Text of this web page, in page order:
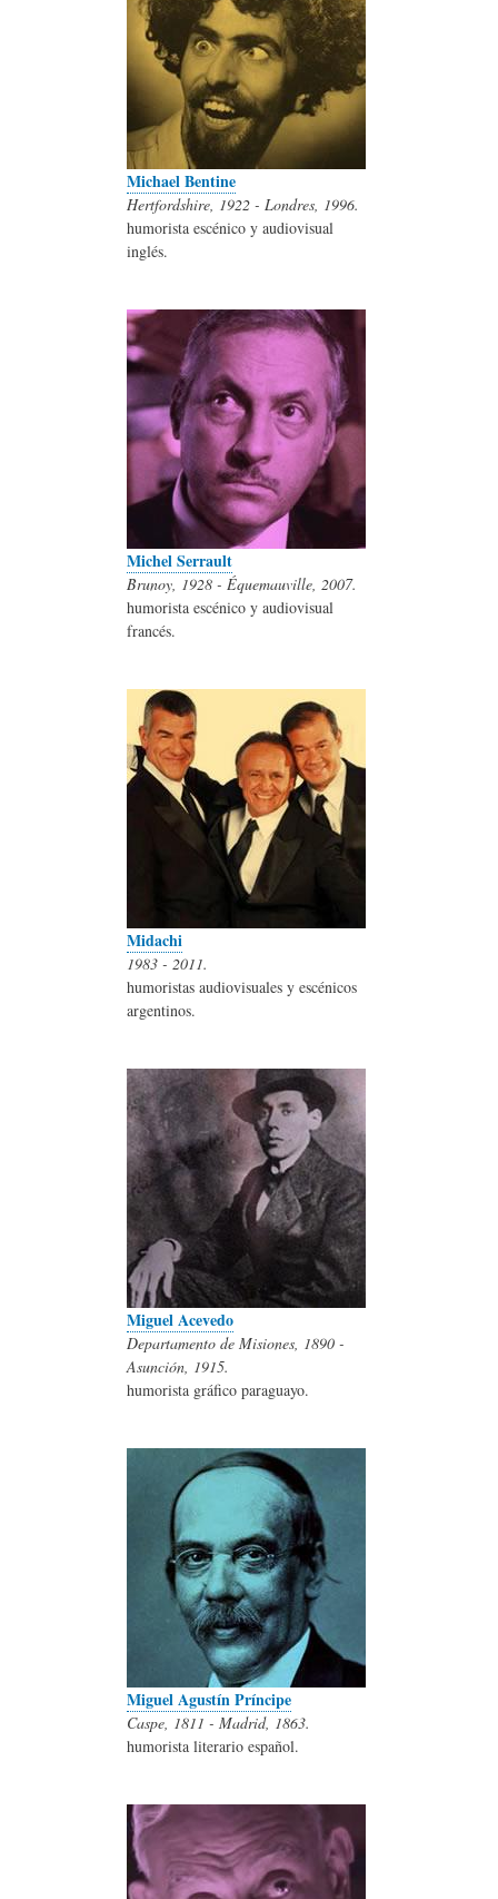
Michael Bentine
Hertfordshire, 1922​ - Londres, 1996.
humorista escénico y audiovisual
inglés.
Michel Serrault
Brunoy, 1928 - Équemauville, 2007.
humorista escénico y audiovisual
francés.
Midachi
1983 - 2011.
humoristas audiovisuales y escénicos
argentinos.
Miguel Acevedo
Departamento de Misiones, 1890 -
Asunción, 1915.
humorista gráfico paraguayo.
Miguel Agustín Príncipe
Caspe, 1811 - Madrid, 1863.
humorista literario español.